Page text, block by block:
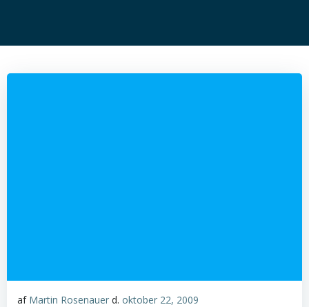
af Martin Rosenauer d. oktober 22, 2009